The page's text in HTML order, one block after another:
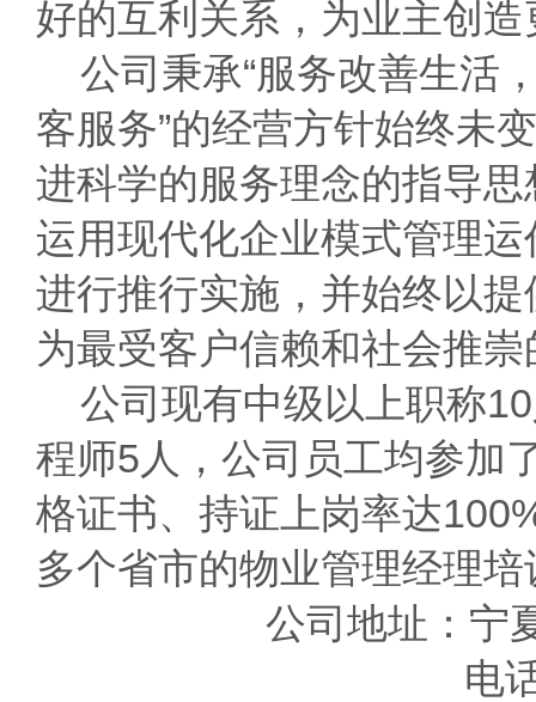
好的互利关系，为业主创
公司秉承“服务改善生活
客服务”的经营方针始终未
进科学的服务理念的指导
运用现代化企业模式管理
进行推行实施，并始终以
为最受客户信赖和社会推崇
公司现有中级以上职称
程师5人， 公司员工均参加
格证书、持证上岗率达
多个省市的物业管理经理培
公司地址：宁
电